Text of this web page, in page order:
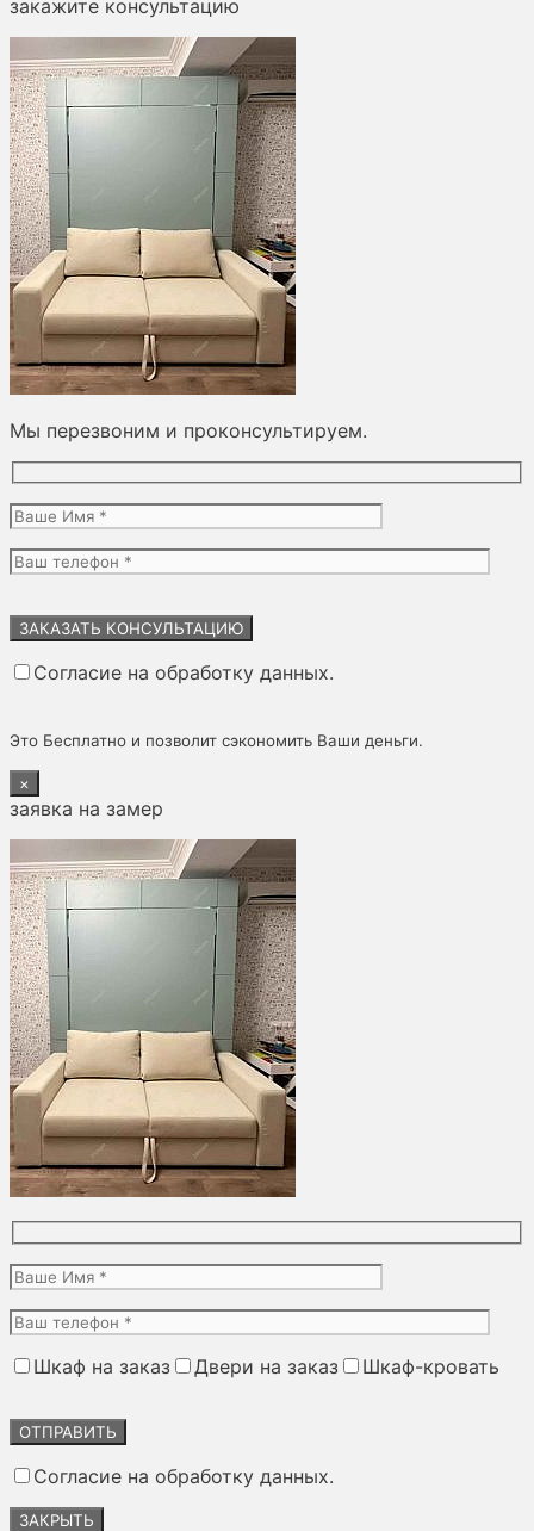
закажите консультацию
Мы перезвоним и проконсультируем.
это
пустым.
Согласие на обработку данных.
Это Бесплатно и позволит сэкономить Ваши деньги.
×
заявка на замер
Шкаф на заказ Двери на заказ
Шкаф-кровать
это
пустым.
Согласие на обработку данных.
ЗАКРЫТЬ